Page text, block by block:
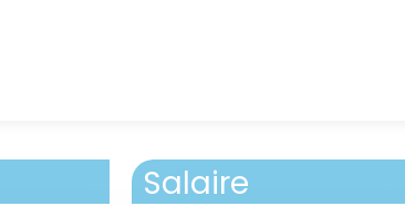
Salaire